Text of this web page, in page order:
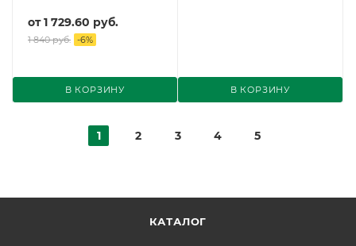
от1 729.60 руб.
1 840 руб. -6%
В КОРЗИНУ В КОРЗИНУ
1 2 3 4 5
КАТАЛОГ